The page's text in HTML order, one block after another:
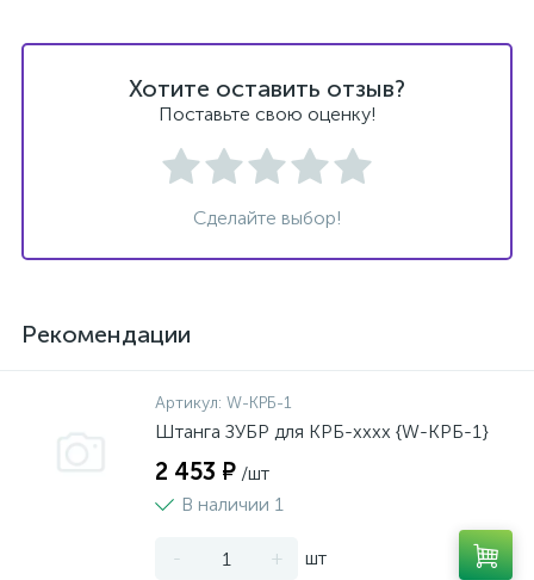
Хотите оставить отзыв?
Поставьте свою оценку!
Сделайте выбор!
Рекомендации
Артикул: W-КРБ-1
Штанга ЗУБР для КРБ-хххх {W-КРБ-1}
2 453 ₽ /шт
В наличии 1
- + шт